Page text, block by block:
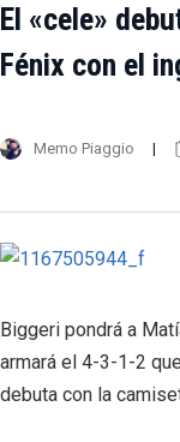
El «cele»
Fénix con el
Memo Piaggio
Biggeri pondrá a
armará el 4-3-1-2
debuta con la